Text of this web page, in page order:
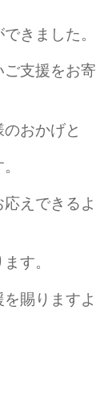
きました。
ご支援をお寄
おかげと
えできるよ
す。
賜りますよ